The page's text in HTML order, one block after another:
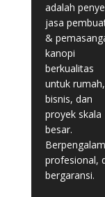
adalah
jasa
&
kanopi
berkualitas
untuk rumah,
bisnis, dan
proyek skala
besar.
profesional,
bergaransi.